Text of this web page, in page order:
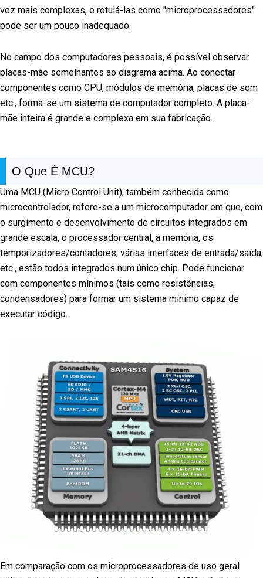
vez mais complexas, e rotulá-las como "microprocessadores"
pode ser um pouco inadequado.
No campo dos computadores pessoais, é possível observar
placas-mãe semelhantes ao diagrama acima. Ao conectar
componentes como CPU, módulos de memória, placas de som
etc., forma-se um sistema de computador completo. A placa-
mãe inteira é grande e complexa em sua fabricação.
O Que É MCU?
Uma MCU (Micro Control Unit), também conhecida como
microcontrolador, refere-se a um microcomputador em que, com
o surgimento e desenvolvimento de circuitos integrados em
grande escala, o processador central, a memória, os
temporizadores/contadores, várias interfaces de entrada/saída,
etc., estão todos integrados num único chip. Pode funcionar
com componentes mínimos (tais como resistências,
condensadores) para formar um sistema mínimo capaz de
executar código.
Em comparação com os microprocessadores de uso geral